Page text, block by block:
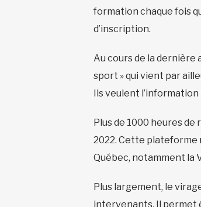
formation chaque fois
d’inscription.
Au cours de la
sport » qui vient par
Ils veulent
Plus de 1000 heures
2022. Cette plateforme
Québec, notamment la
Plus largement, le
intervenants. Il permet